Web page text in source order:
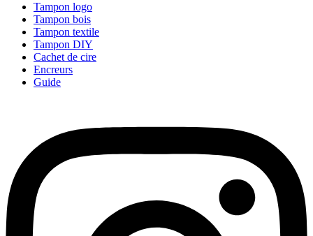
Tampon logo
Tampon bois
Tampon textile
Tampon DIY
Cachet de cire
Encreurs
Guide